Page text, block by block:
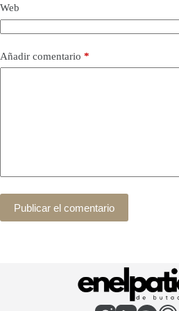
Web
Añadir comentario *
Publicar el comentario